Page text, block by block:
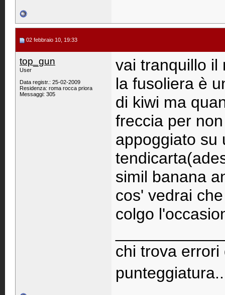
02 febbraio 10, 19:33
top_gun
User
Data registr.: 25-02-2009
Residenza: roma rocca priora
Messaggi: 305
vai tranquillo il
la fusoliera è
di kiwi ma
freccia per
appoggiato su
simil banana
cos' vedrai
colgo
chi trova